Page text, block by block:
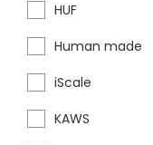
HUF
Human made
iScale
KAWS